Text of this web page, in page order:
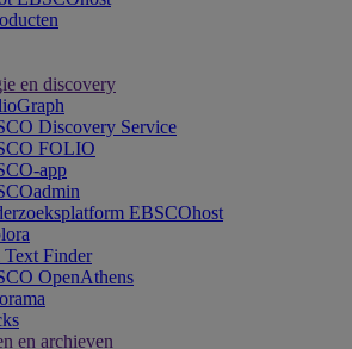
en discovery
Discovery Service
FOLIO
app
EBSCOhost
Finder
OpenAthens
en archieven